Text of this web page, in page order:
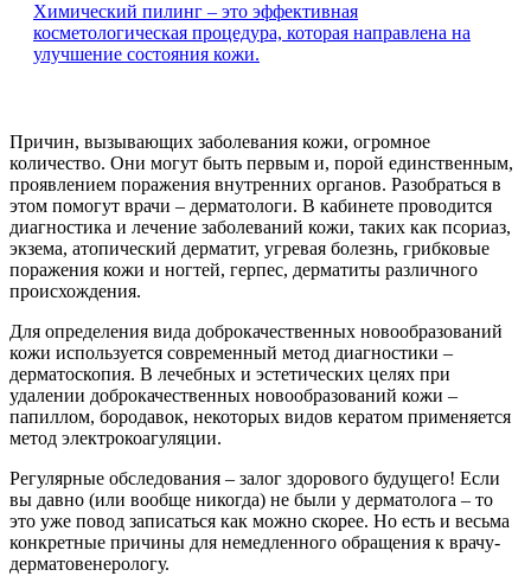
Химический пилинг – это эффективная
косметологическая процедура, которая направлена на
улучшение состояния кожи.
Причин, вызывающих заболевания кожи, огромное
количество. Они могут быть первым и, порой единственным,
проявлением поражения внутренних органов. Разобраться в
этом помогут врачи – дерматологи. В кабинете проводится
диагностика и лечение заболеваний кожи, таких как псориаз,
экзема, атопический дерматит, угревая болезнь, грибковые
поражения кожи и ногтей, герпес, дерматиты различного
происхождения.
Для определения вида доброкачественных новообразований
кожи используется современный метод диагностики –
дерматоскопия. В лечебных и эстетических целях при
удалении доброкачественных новообразований кожи –
папиллом, бородавок, некоторых видов кератом применяется
метод электрокоагуляции.
Регулярные обследования – залог здорового будущего! Если
вы давно (или вообще никогда) не были у дерматолога – то
это уже повод записаться как можно скорее. Но есть и весьма
конкретные причины для немедленного обращения к врачу-
дерматовенерологу.